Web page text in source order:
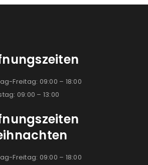
Freitag: 09:00 – 18:00
09:00 – 13:00
Freitag: 09:00 – 18:00